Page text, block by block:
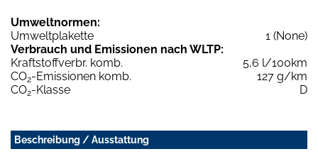
Umweltnormen:
Umweltplakette
1 (None)
Verbrauch und Emissionen nach WLTP:
Kraftstoffverbr. komb.
5,6 l/100km
CO2-Emissionen komb.
127 g/km
CO2-Klasse D
Beschreibung / Ausstattung